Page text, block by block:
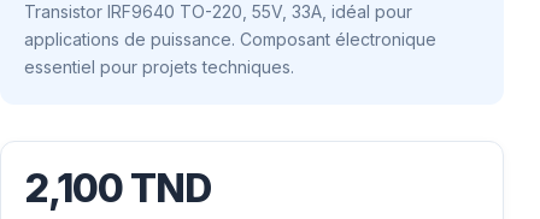
Transistor IRF9640 TO-220, 55V, 33A, idéal pour
applications de puissance. Composant électronique
essentiel pour projets techniques.
2,100TND